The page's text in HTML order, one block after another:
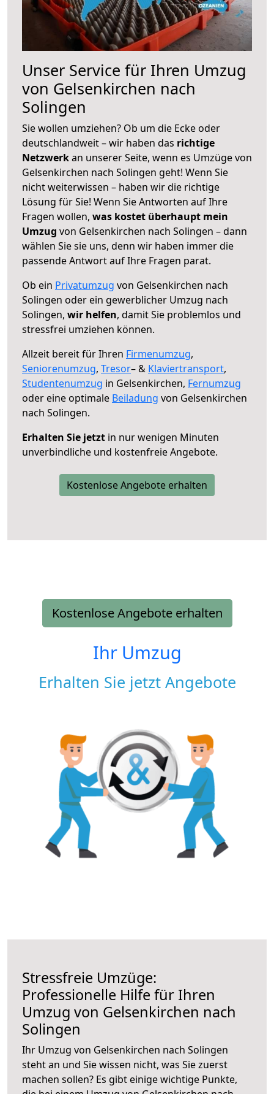
Unser Service für Ihren Umzug
von Gelsenkirchen nach
Solingen
Sie wollen umziehen? Ob um die Ecke oder
deutschlandweit – wir haben das richtige
Netzwerkan unserer Seite, wenn es Umzüge von
Gelsenkirchen nach Solingen geht! Wenn Sie
nicht weiterwissen – haben wir die richtige
Lösung für Sie! Wenn Sie Antworten auf Ihre
Fragen wollen, was kostet überhaupt mein
Umzug von Gelsenkirchen nach Solingen – dann
wählen Sie sie uns, denn wir haben immer die
passende Antwort auf Ihre Fragen parat.
Ob ein Privatumzug von Gelsenkirchen nach
Solingen oder ein gewerblicher Umzug nach
Solingen, wir helfen, damit Sie problemlos und
stressfrei umziehen können.
Allzeit bereit für Ihren Firmenumzug,
Seniorenumzug, Tresor– & Klaviertransport,
Studentenumzug in Gelsenkirchen, Fernumzug
oder eine optimale Beiladung von Gelsenkirchen
nach Solingen.
Erhalten Sie jetzt in nur wenigen Minuten
unverbindliche und kostenfreie Angebote.
Kostenlose Angebote erhalten
Kostenlose Angebote erhalten
Ihr Umzug
Erhalten Sie jetzt Angebote
Stressfreie Umzüge:
Professionelle Hilfe für Ihren
Umzug von Gelsenkirchen nach
Solingen
Ihr Umzug von Gelsenkirchen nach Solingen
steht an und Sie wissen nicht, was Sie zuerst
machen sollen? Es gibt einige wichtige Punkte,